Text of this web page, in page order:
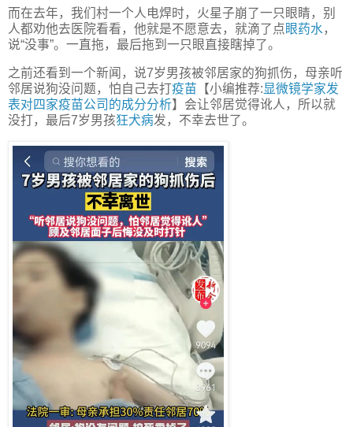
而在去年，我们村一个人电焊时，火星子崩了一只眼睛，别
人都劝他去医院看看，他就是不愿意去，就滴了点眼药水，
说“没事”。一直拖，最后拖到一只眼直接瞎掉了。
之前还看到一个新闻，说7岁男孩被邻居家的狗抓伤，母亲听
邻居说狗没问题，怕自己去打疫苗 【小编推荐:显微镜学家发
表对四家疫苗公司的成分分析】会让邻居觉得讹人，所以就
没打，最后7岁男孩狂犬病发，不幸去世了。